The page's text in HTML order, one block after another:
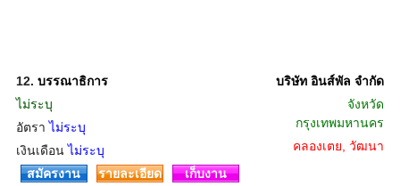
12. บรรณาธิการ
ไม่ระบุ
อัตราไม่ระบุ
เงินเดือนไม่ระบุ
บริษัท อินส์พัล จำกัด
จังหวัด
กรุงเทพมหานคร
คลองเตย, วัฒนา
สมัครงาน
รายละเอียด เก็บงาน